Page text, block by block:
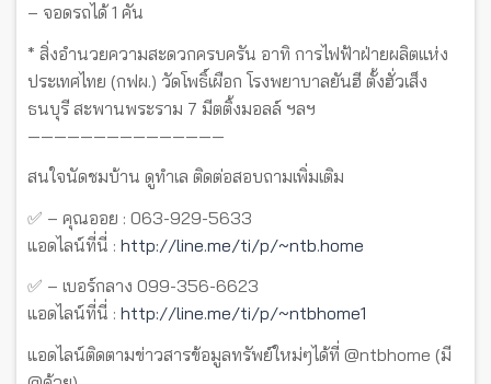
– จอดรถได้ 1 คัน
* สิ่งอำนวยความสะดวกครบครัน อาทิ การไฟฟ้าฝ่ายผลิตแห่ง
ประเทศไทย (กฟผ.) วัดโพธิ์เผือก โรงพยาบาลยันฮี ตั้งฮั่วเส็ง
ธนบุรี สะพานพระราม 7 มีตติ้งมอลล์ ฯลฯ
———————————————
สนใจนัดชมบ้าน ดูทำเล ติดต่อสอบถามเพิ่มเติม
✅ – คุณออย : 063-929-5633
แอดไลน์ที่นี่ : http://line.me/ti/p/~ntb.home
✅ – เบอร์กลาง 099-356-6623
แอดไลน์ที่นี่ : http://line.me/ti/p/~ntbhome1
แอดไลน์ติดตามข่าวสารข้อมูลทรัพย์ใหม่ๆได้ที่ @ntbhome (มี